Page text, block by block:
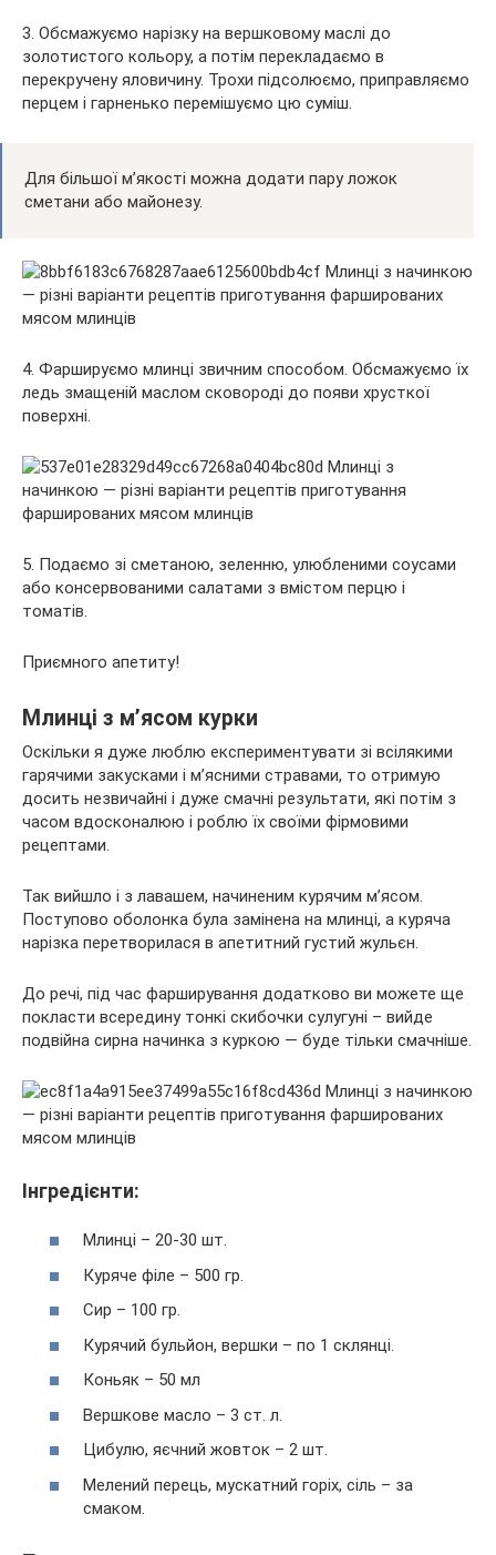
3. Обсмажуємо нарізку на вершковому маслі до
золотистого кольору, а потім перекладаємо в
перекручену яловичину. Трохи підсолюємо, приправляємо
перцем і гарненько перемішуємо цю суміш.
Для більшої м’якості можна додати пару ложок
сметани або майонезу.
4. Фаршируємо млинці звичним способом. Обсмажуємо їх
ледь змащеній маслом сковороді до появи хрусткої
поверхні.
5. Подаємо зі сметаною, зеленню, улюбленими соусами
або консервованими салатами з вмістом перцю і
томатів.
Приємного апетиту!
Млинці з м’ясом курки
Оскільки я дуже люблю експериментувати зі всілякими
гарячими закусками і м’ясними стравами, то отримую
досить незвичайні і дуже смачні результати, які потім з
часом вдосконалюю і роблю їх своїми фірмовими
рецептами.
Так вийшло і з лавашем, начиненим курячим м’ясом.
Поступово оболонка була замінена на млинці, а куряча
нарізка перетворилася в апетитний густий жульєн.
До речі, під час фарширування додатково ви можете ще
покласти всередину тонкі скибочки сулугуні – вийде
подвійна сирна начинка з куркою — буде тільки смачніше.
Інгредієнти:
Млинці – 20-30 шт.
Куряче філе – 500 гр.
Сир – 100 гр.
Курячий бульйон, вершки – по 1 склянці.
Коньяк – 50 мл
Вершкове масло – 3 ст. л.
Цибулю, яєчний жовток – 2 шт.
Мелений перець, мускатний горіх, сіль – за
смаком.